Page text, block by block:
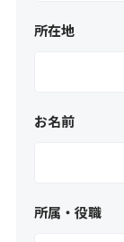
所在地
お名前
所属・役職